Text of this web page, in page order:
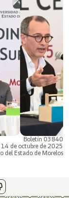
Boletín 03840
de octubre de 2025
del Estado de Morelos